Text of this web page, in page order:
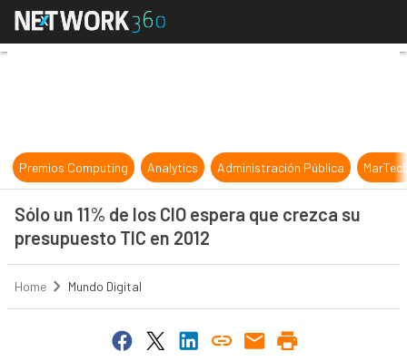
Sólo un 11% de los CIO espera
Premios Computing Analytics Administración Pública
Sólo un 11% de los CIO espera que crezca su
presupuesto TIC en 2012
Home Mundo Digital